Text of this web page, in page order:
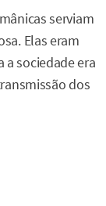
serviam
Elas eram
sociedade era
dos